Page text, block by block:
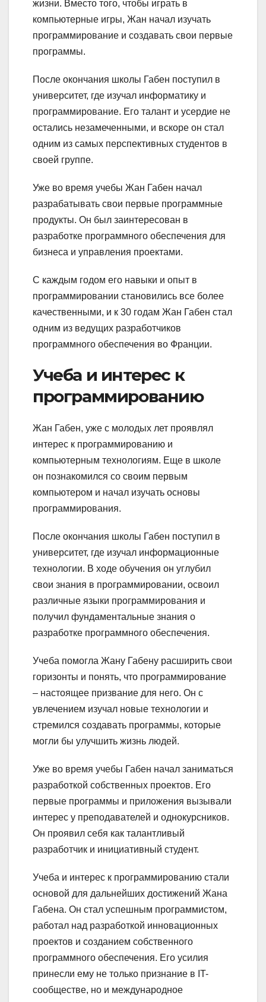
жизни. Вместо того, чтобы играть в
компьютерные игры, Жан начал изучать
программирование и создавать свои первые
программы.
После окончания школы Габен поступил в
университет, где изучал информатику и
программирование. Его талант и усердие не
остались незамеченными, и вскоре он стал
одним из самых перспективных студентов в
своей группе.
Уже во время учебы Жан Габен начал
разрабатывать свои первые программные
продукты. Он был заинтересован в
разработке программного обеспечения для
бизнеса и управления проектами.
С каждым годом его навыки и опыт в
программировании становились все более
качественными, и к 30 годам Жан Габен стал
одним из ведущих разработчиков
программного обеспечения во Франции.
Учеба и интерес к
программированию
Жан Габен, уже с молодых лет проявлял
интерес к программированию и
компьютерным технологиям. Еще в школе
он познакомился со своим первым
компьютером и начал изучать основы
программирования.
После окончания школы Габен поступил в
университет, где изучал информационные
технологии. В ходе обучения он углубил
свои знания в программировании, освоил
различные языки программирования и
получил фундаментальные знания о
разработке программного обеспечения.
Учеба помогла Жану Габену расширить свои
горизонты и понять, что программирование
– настоящее призвание для него. Он с
увлечением изучал новые технологии и
стремился создавать программы, которые
могли бы улучшить жизнь людей.
Уже во время учебы Габен начал заниматься
разработкой собственных проектов. Его
первые программы и приложения вызывали
интерес у преподавателей и однокурсников.
Он проявил себя как талантливый
разработчик и инициативный студент.
Учеба и интерес к программированию стали
основой для дальнейших достижений Жана
Габена. Он стал успешным программистом,
работал над разработкой инновационных
проектов и созданием собственного
программного обеспечения. Его усилия
принесли ему не только признание в IT-
сообществе, но и международное